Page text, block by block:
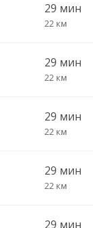
29 мин
22 км
29 мин
22 км
29 мин
22 км
29 мин
22 км
29 мин